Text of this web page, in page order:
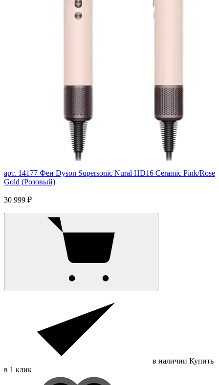
арт. 14177 Фен Dyson Supersonic Nural HD16 Ceramic Pink/Rose
Gold (Розовый)
30 999 ₽
в наличии Купить
в 1 клик